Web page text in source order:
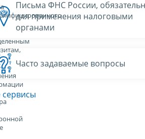
Письма ФНС России,
для применения налоговыми
органами
Часто задаваемые вопросы
сервисы